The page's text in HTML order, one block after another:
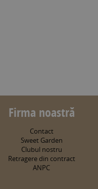
Firma noastră
Contact
Sweet Garden
Clubul nostru
Retragere din contract
ANPC